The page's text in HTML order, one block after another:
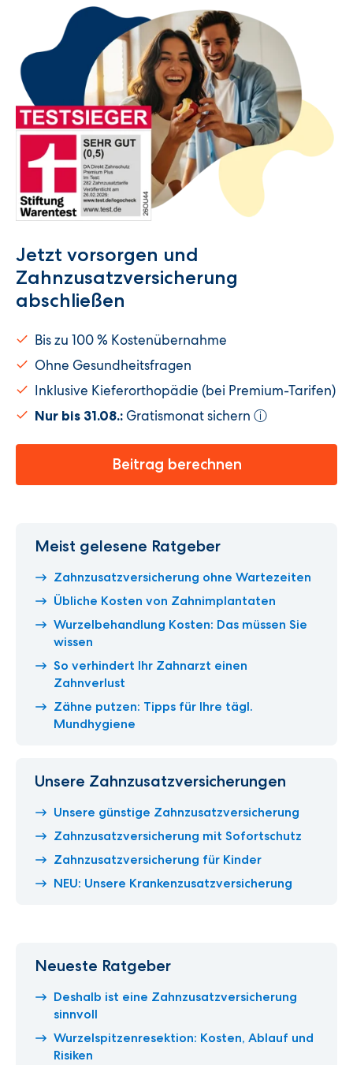
Jetzt vorsorgen und
Zahnzusatzversicherung
abschließen
Bis zu 100 % Kostenübernahme
Ohne Gesundheitsfragen
Inklusive Kieferorthopädie (bei Premium-Tarifen)
Nur bis 31.08.: Gratismonat sichern ⓘ
Beitrag berechnen
Meist gelesene Ratgeber
Zahnzusatzversicherung ohne Wartezeiten
Übliche Kosten von Zahnimplantaten
Wurzelbehandlung Kosten: Das müssen Sie
wissen
So verhindert Ihr Zahnarzt einen
Zahnverlust
Zähne putzen: Tipps für Ihre tägl.
Mundhygiene
Unsere Zahnzusatzversicherungen
Unsere günstige Zahnzusatzversicherung
Zahnzusatzversicherung mit Sofortschutz
Zahnzusatzversicherung für Kinder
NEU: Unsere Krankenzusatzversicherung
Neueste Ratgeber
Deshalb ist eine Zahnzusatzversicherung
sinnvoll
Wurzelspitzenresektion: Kosten, Ablauf und
Risiken